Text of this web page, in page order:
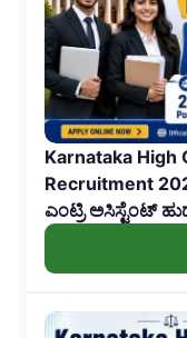
Karnataka High
Recruitment
ಎಂಟ್ರಿ ಅಸಿಸ್ಟೆಂಟ್